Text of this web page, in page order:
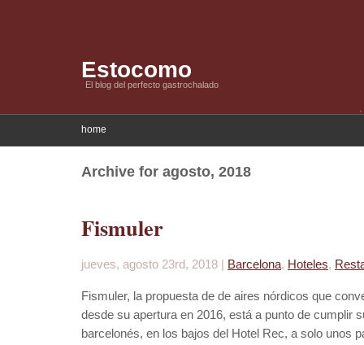
Estocomo
El blog del perfecto gastrochalado
home
Archive for agosto, 2018
Fismuler
jueves, agosto 23rd, 2018 | Barcelona, Hoteles,
Fismuler, la propuesta de de aires nórdicos que
desde su apertura en 2016, está a punto de cumplir
barcelonés, en los bajos del Hotel Rec, a solo unos